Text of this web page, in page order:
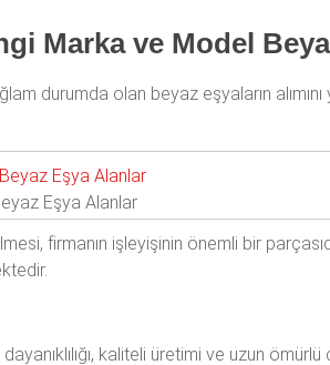
Marka ve Model
durumda olan beyaz eşyaların
Eşya Alanlar
firmanın işleyişinin önemli bir
kaliteli üretimi ve uzun